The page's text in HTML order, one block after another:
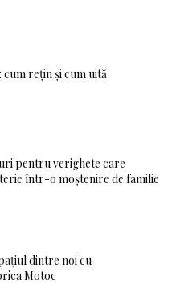
rețin și cum uită
pentru verighete care
într-o moștenire de familie
dintre noi cu
Motoc